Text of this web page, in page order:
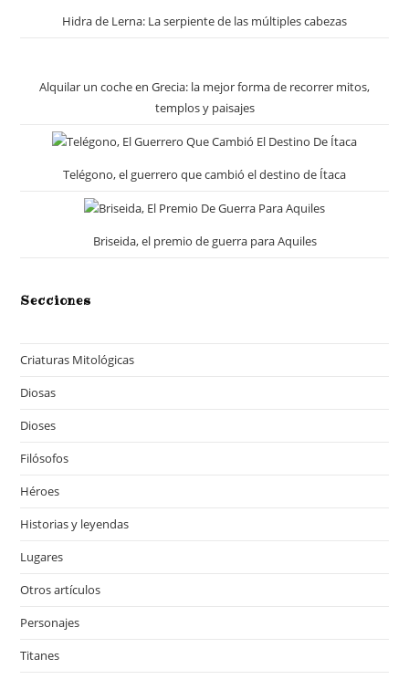
Hidra de Lerna: La serpiente de las múltiples cabezas
Alquilar un coche en Grecia: la mejor forma de recorrer mitos,
templos y paisajes
Telégono, el guerrero que cambió el destino de Ítaca
Briseida, el premio de guerra para Aquiles
Secciones
Criaturas Mitológicas
Diosas
Dioses
Filósofos
Héroes
Historias y leyendas
Lugares
Otros artículos
Personajes
Titanes